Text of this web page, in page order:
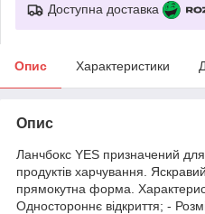
Доступна доставка
Опис Характеристики
Опис
Ланчбокс YES призначений
продуктів харчування.
прямокутна форма.
Одностороннє відкриття; -